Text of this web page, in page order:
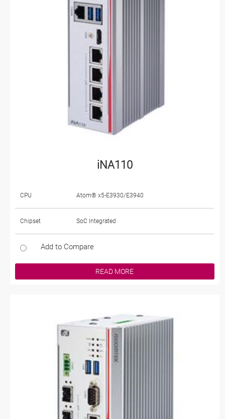
iNA110
CPU Atom® x5-E3930/E3940
Chipset SoC Integrated
Add to Compare
READ MORE